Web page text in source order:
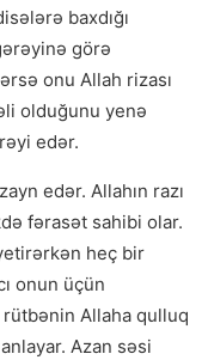
baxdığı
görə
onu Allah rizası
olduğunu yenə
edər.
edər. Allahın razı
fərasət sahibi olar.
heç bir
onun üçün
Allaha qulluq
Azan səsi